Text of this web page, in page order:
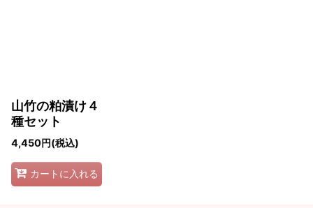
山竹の粕漬け４
種セット
4,450円(税込)
カートに入れる